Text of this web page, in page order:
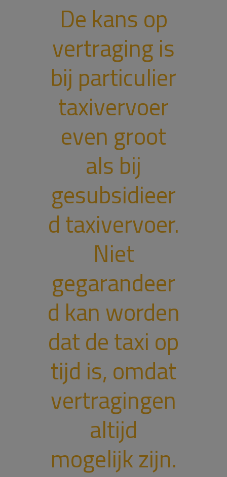
De kans op
vertraging is
bij particulier
taxivervoer
even groot
als bij
gesubsidieer
d taxivervoer.
Niet
gegarandeer
d kan worden
dat de taxi op
tijd is, omdat
vertragingen
altijd
mogelijk zijn.